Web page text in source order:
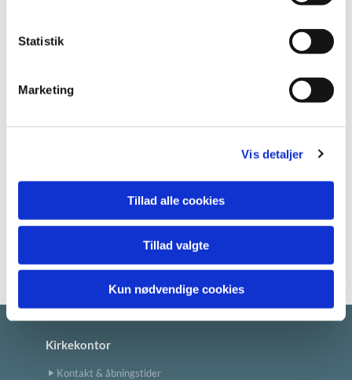
Statistik
Marketing
Vis detaljer
Tillad alle cookies
Tillad valgte
Kun nødvendige cookies
Læs menighedsrådets referater her >
Kirkekontor
Kontakt & åbningstider